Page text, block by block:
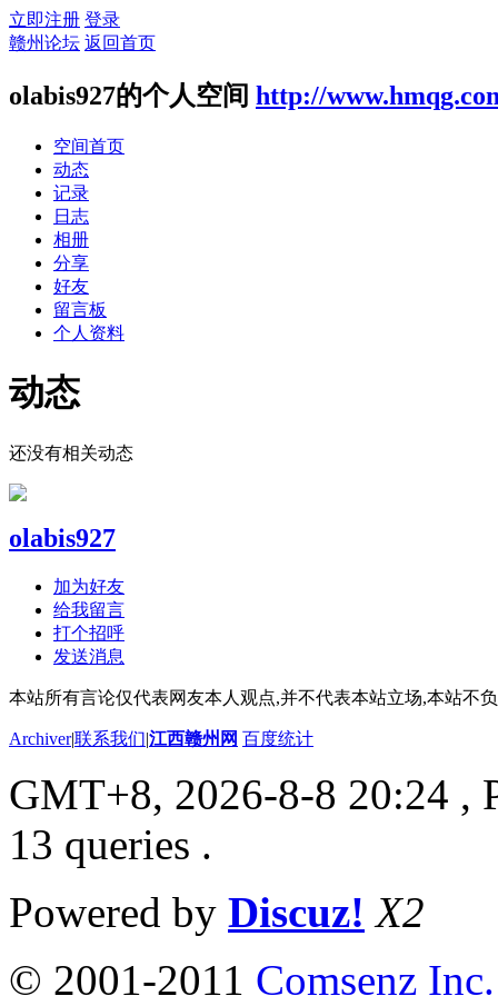
立即注册 登录
赣州论坛 返回首页
olabis927的个人空间 http://
空间首页
动态
记录
日志
相册
分享
好友
留言板
个人资料
动态
还没有相关动态
olabis927
加为好友
给我留言
打个招呼
发送消息
本站所有言论仅代表网友本人观点,并不代表本站立场,本站不
Archiver|联系我们|江西赣州网 百度统计
GMT+8, 2026-8-8 20:24 ,
13 queries .
Powered by Discuz! X2
© 2001-2011 Comsenz Inc.